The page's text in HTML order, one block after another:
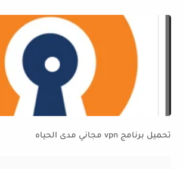
تحميل برنامج vpn مجاني مدى الحياه